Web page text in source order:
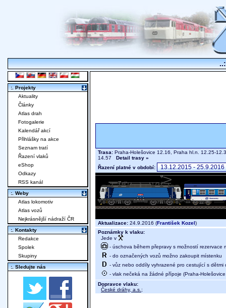
Trasa: Praha-Holešovice 12.16, Praha hl.n. 12.25-
14.57 Detail trasy »
Řazení platné v období:
Aktualizace: 24.9.2016 (František Kozel)
Poznámky k vlaku:
Jede v
- úschova během přepravy s možností rezervace
- do označených vozů možno zakoupit místenku
- vůz nebo oddíly vyhrazené pro cestující s dětmi
- vlak nečeká na žádné přípoje (Praha-
Dopravce vlaku:
České dráhy, a.s. ;
:. Projekty
Aktuality
Články
Atlas drah
Fotogalerie
Kalendář akcí
Přihlášky na akce
Seznam tratí
Řazení vlaků
eShop
Odkazy
RSS kanál
:. Weby
Atlas lokomotiv
Atlas vozů
Nejkrásnější nádraží ČR
:. Kontakty
Redakce
Spolek
Skupiny
:. Sledujte nás